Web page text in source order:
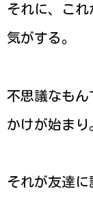
それに、こ
気がする。
不思議なも
かけが始まり
それが友達